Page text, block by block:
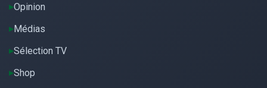
Opinion
Médias
Sélection TV
Shop